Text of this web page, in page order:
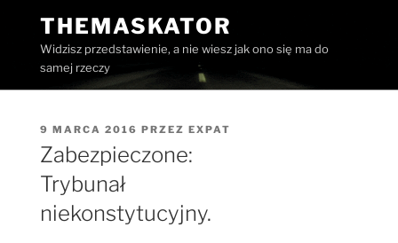
THEMASKATOR
Widzisz przedstawienie, a nie wiesz jak ono się ma do
samej rzeczy
OPUBLIKOWANE
W
9 MARCA 2016 PRZEZ EXPAT
Zabezpieczone:
Trybunał
niekonstytucyjny.